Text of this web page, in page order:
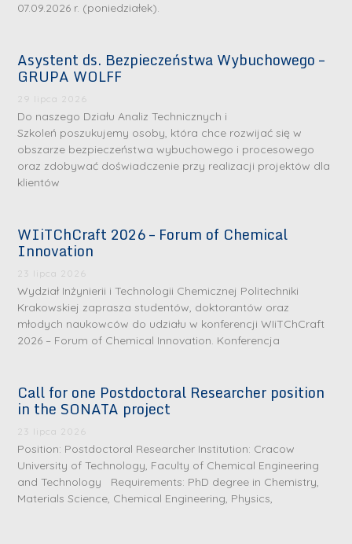
07.09.2026 r. (poniedziałek).
Asystent ds. Bezpieczeństwa Wybuchowego –
GRUPA WOLFF
29 lipca 2026
Do naszego Działu Analiz Technicznych i
Szkoleń poszukujemy osoby, która chce rozwijać się w
obszarze bezpieczeństwa wybuchowego i procesowego
oraz zdobywać doświadczenie przy realizacji projektów dla
klientów
WIiTChCraft 2026 – Forum of Chemical
Innovation
23 lipca 2026
Wydział Inżynierii i Technologii Chemicznej Politechniki
Krakowskiej zaprasza studentów, doktorantów oraz
młodych naukowców do udziału w konferencji WIiTChCraft
2026 – Forum of Chemical Innovation. Konferencja
Call for one Postdoctoral Researcher position
in the SONATA project
23 lipca 2026
Position: Postdoctoral Researcher Institution: Cracow
University of Technology, Faculty of Chemical Engineering
and Technology Requirements: PhD degree in Chemistry,
Materials Science, Chemical Engineering, Physics,